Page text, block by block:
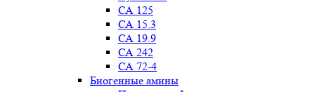
СА 125
СА 15.3
СА 19.9
СА 242
СА 72-4
Биогенные амины